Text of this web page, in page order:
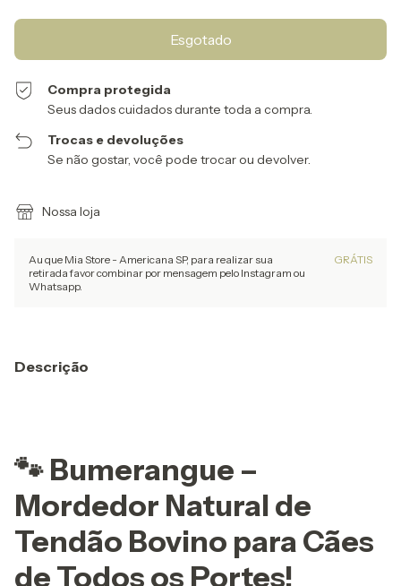
Compra protegida
Seus dados cuidados durante toda a compra.
Trocas e devoluções
Se não gostar, você pode trocar ou devolver.
Nossa loja
Au que Mia Store - Americana SP, para realizar sua
retirada favor combinar por mensagem pelo Instagram ou
Whatsapp.
GRÁTIS
Descrição
🐾 Bumerangue –
Mordedor Natural de
Tendão Bovino para Cães
de Todos os Portes!